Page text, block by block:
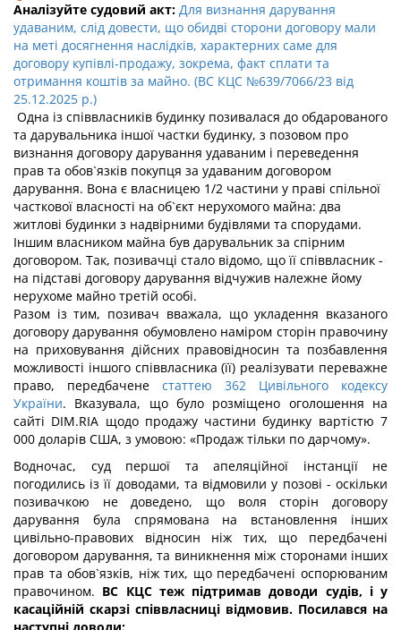
Аналізуйте судовий акт: Для визнання дарування
удаваним, слід довести, що обидві сторони договору мали
на меті досягнення наслідків, характерних саме для
договору купівлі-продажу, зокрема, факт сплати та
отримання коштів за майно. (ВС КЦС №639/7066/23 від
25.12.2025 р.)
Одна із співвласників будинку позивалася до обдарованого
та дарувальника іншої частки будинку, з позовом про
визнання договору дарування удаваним і переведення
прав та обов`язків покупця за удаваним договором
дарування. Вона є власницею 1/2 частини у праві спільної
часткової власності на об`єкт нерухомого майна: два
житлові будинки з надвірними будівлями та спорудами.
Іншим власником майна був дарувальник за спірним
договором. Так, позивачці стало відомо, що її співвласник -
на підставі договору дарування відчужив належне йому
нерухоме майно третій особі.
Разом із тим, позивач вважала, що укладення вказаного
договору дарування обумовлено наміром сторін правочину
на приховування дійсних правовідносин та позбавлення
можливості іншого співвласника (її) реалізувати переважне
право, передбачене статтею 362 Цивільного кодексу
України. Вказувала, що було розміщено оголошення на
сайті DIM.RIA щодо продажу частини будинку вартістю 7
000 доларів США, з умовою: «Продаж тільки по дарчому».
Водночас, суд першої та апеляційної інстанції не
погодились із її доводами, та відмовили у позові - оскільки
позивачкою не доведено, що воля сторін договору
дарування була спрямована на встановлення інших
цивільно-правових відносин ніж тих, що передбачені
договором дарування, та виникнення між сторонами інших
прав та обов`язків, ніж тих, що передбачені оспорюваним
правочином. ВС КЦС теж підтримав доводи судів, і у
касаційній скарзі співвласниці відмовив. Посилався на